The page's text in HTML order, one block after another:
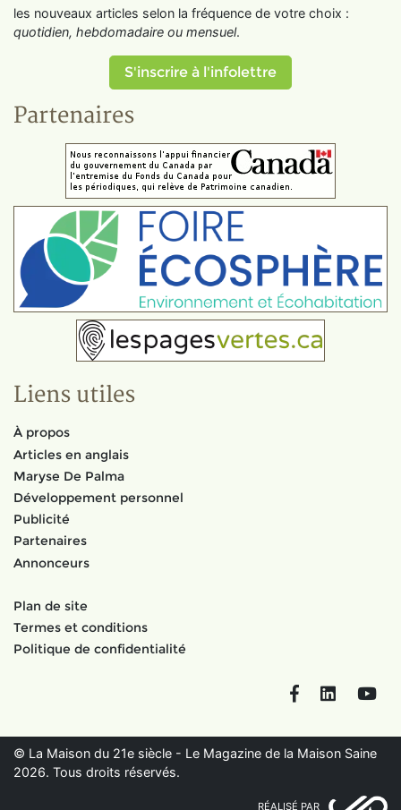
les nouveaux articles selon la fréquence de votre choix :
quotidien, hebdomadaire ou mensuel.
S'inscrire à l'infolettre
Partenaires
Liens utiles
À propos
Articles en anglais
Maryse De Palma
Développement personnel
Publicité
Partenaires
Annonceurs
Plan de site
Termes et conditions
Politique de confidentialité
FacebookLinkedIn
© La Maison du 21e siècle - Le Magazine de la Maison Saine
2026. Tous droits réservés.
RÉALISÉ PAR